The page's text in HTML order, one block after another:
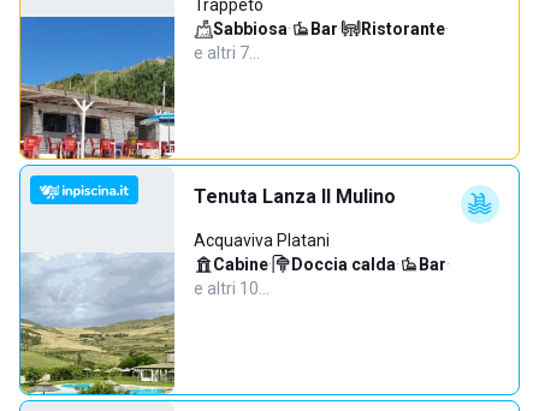
Trappeto
Sabbiosa· Bar· Ristorante·
e altri 7…
Tenuta Lanza Il Mulino
Acquaviva Platani
Cabine· Doccia calda· Bar·
e altri 10…